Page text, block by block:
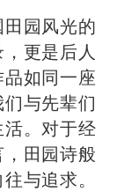
园风光的
更是后人
如同一座
与先辈们
。对于经
田园诗般
与追求。